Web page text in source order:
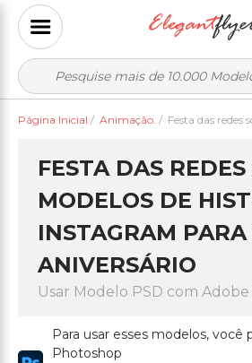
Página Inicial / Animação. / Festa das redes
FESTA DAS
MODELOS DE
INSTAGRAM PARA
ANIVERSÁRIO
Usar Modelo PSD com
Para usar esses modelos, você
Photoshop